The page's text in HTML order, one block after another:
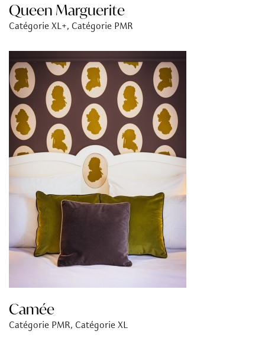
Queen Marguerite
Catégorie XL+, Catégorie PMR
Camée
Catégorie PMR, Catégorie XL